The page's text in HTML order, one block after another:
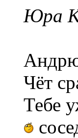
Юра
Чёт
Тебе